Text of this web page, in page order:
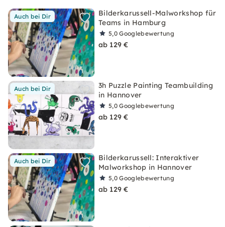
Auch bei Dir
Bilderkarussell-Malworkshop für
Teams in Hamburg
5,0Googlebewertung
ab 129 €
Auch bei Dir
3h Puzzle Painting Teambuilding
in Hannover
5,0Googlebewertung
ab 129 €
Auch bei Dir
Bilderkarussell: Interaktiver
Malworkshop in Hannover
5,0Googlebewertung
ab 129 €